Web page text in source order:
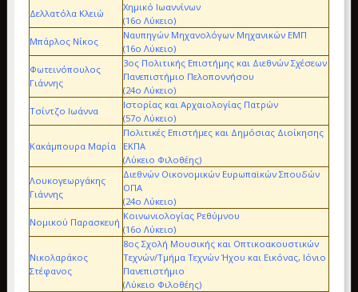
Δελλατόλα Κλειώ
Χημικό Ιωαννίνων
(16ο Λύκειο)
Μπάρλος Νίκος
Ναυπηγών Μηχανολόγων Μηχανικών ΕΜΠ
(16ο Λύκειο)
Φωτεινόπουλος
Γιάννης
3ος Πολιτικής Επιστήμης και Διεθνών Σχέσεων
Πανεπιστήμιο Πελοποννήσου
(24ο Λύκειο)
Τσίντζο Ιωάννα
Ιστορίας και Αρχαιολογίας Πατρών
(57ο Λύκειο)
Κακάμπουρα Μαρία
Πολιτικές Επιστήμες και Δημόσιας Διοίκησης
ΕΚΠΑ
(Λύκειο Φιλοθέης)
Λουκογεωργάκης
Γιάννης
Διεθνών Οικονομικών Ευρωπαϊκών Σπουδών
ΟΠΑ
(24ο Λύκειο)
Νομικού Παρασκευή
Κοινωνιολογίας Ρεθύμνου
(16ο Λύκειο)
Νικολαράκος
Στέφανος
8ος Σχολή Μουσικής και Οπτικοακουστικών
Τεχνών/Τμήμα Τεχνών Ήχου και Εικόνας, Ιόνιο
Πανεπιστήμιο
(Λύκειο Φιλοθέης)